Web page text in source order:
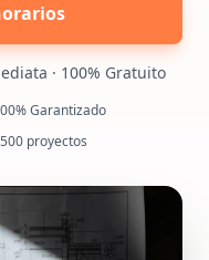
· 100% Gratuito
Garantizado
proyectos